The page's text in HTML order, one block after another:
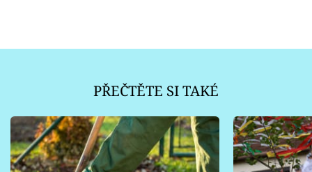
PŘEČTĚTE SI TAKÉ